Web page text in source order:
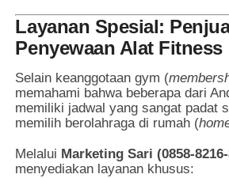
Layanan Spesial:
Penyewaan Alat Fitness
Selain keanggotaan gym (
memahami bahwa beberapa dari
memiliki jadwal yang sangat padat
memilih berolahraga di rumah (
Melalui Marketing Sari (0858-
menyediakan layanan khusus: